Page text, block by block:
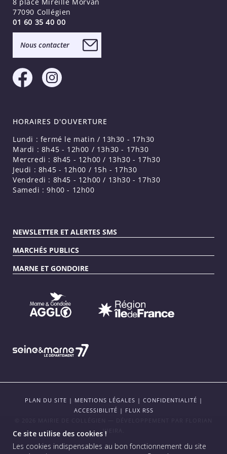
Ce site utilise des cookies !
Les cookies indispensables au bon fonctionnement du site
77090 Collégien
01 60 35 40 00
Nous contacter
HORAIRES D'OUVERTURE
Lundi : fermé le matin / 13h30 - 17h30
Mardi : 8h45 - 12h00 / 13h30 - 17h30
Mercredi : 8h45 - 12h00 / 13h30 - 17h30
Jeudi : 8h45 - 12h00 / 15h - 17h30
Vendredi : 8h45 - 12h00 / 13h30 - 17h30
Samedi : 9h00 - 12h00
NEWSLETTER ET ALERTES SMS
MARCHÉS PUBLICS
MARNE ET GONDOIRE
PLAN DU SITE | MENTIONS LÉGALES | CONFIDENTIALITÉ |
ACCESSIBILITÉ | FLUX RSS
VIEIRA